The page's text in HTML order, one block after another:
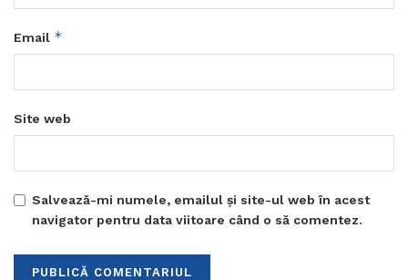
Email *
Site web
Salvează-mi numele, emailul și site-ul web în acest
navigator pentru data viitoare când o să comentez.